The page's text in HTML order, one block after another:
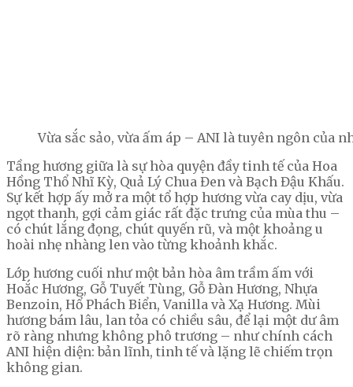
Vừa sắc sảo, vừa ấm áp – ANI là tuyên ngôn của
Tầng hương giữa là sự hòa quyện đầy tinh tế của Hoa
Hồng Thổ Nhĩ Kỳ, Quả Lý Chua Đen và Bạch Đậu Khấu.
Sự kết hợp ấy mở ra một tổ hợp hương vừa cay dịu, vừa
ngọt thanh, gợi cảm giác rất đặc trưng của mùa thu –
có chút lắng đọng, chút quyến rũ, và một khoảng u
hoài nhẹ nhàng len vào từng khoảnh khắc.
Lớp hương cuối như một bản hòa âm trầm ấm với
Hoắc Hương, Gỗ Tuyết Tùng, Gỗ Đàn Hương, Nhựa
Benzoin, Hổ Phách Biển, Vanilla và Xạ Hương. Mùi
hương bám lâu, lan tỏa có chiều sâu, để lại một dư âm
rõ ràng nhưng không phô trương – như chính cách
ANI hiện diện: bản lĩnh, tinh tế và lặng lẽ chiếm trọn
không gian.